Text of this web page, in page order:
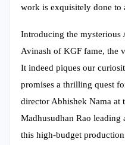
work is exquisitely done to
Introducing the mysterious
Avinash of KGF fame, the
It indeed piques our
promises a thrilling quest
director Abhishek Nama at
Madhusudhan Rao leading
this high-budget